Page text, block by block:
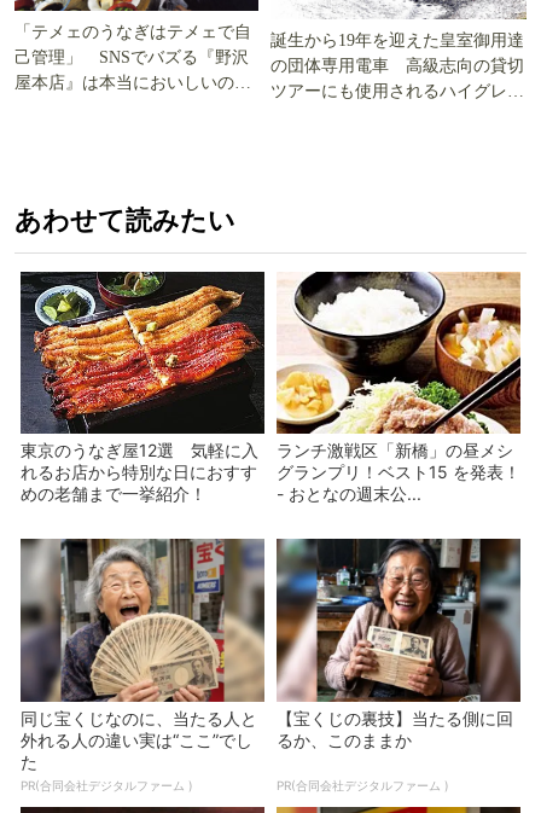
「テメェのうなぎはテメェで自
己管理」 SNSでバズる『野沢
屋本店』は本当においしいの
誕生から19年を迎えた皇室御用達
の団体専用電車 高級志向の貸切
ツアーにも使用されるハイグレー
あわせて読みたい
東京のうなぎ屋12選 気軽に入
れるお店から特別な日におすす
めの老舗まで一挙紹介！
ランチ激戦区「新橋」の昼メシ
グランプリ！ベスト15 を発表！
- おとなの週末公...
同じ宝くじなのに、当たる人と
外れる人の違い実は“ここ”でし
た
PR(合同会社デジタルファーム )
【宝くじの裏技】当たる側に回
るか、このままか
PR(合同会社デジタルファーム )